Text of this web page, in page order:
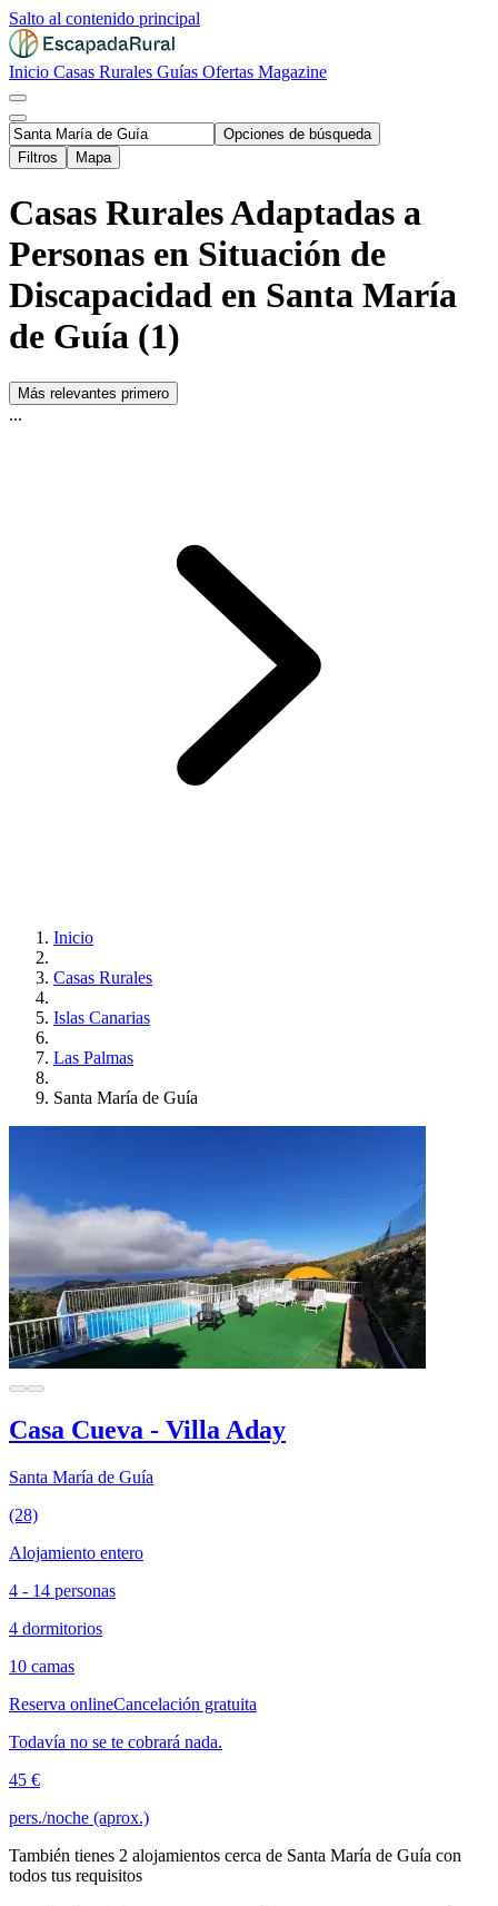
Salto al contenido principal
Inicio Casas Rurales Guías Ofertas Magazine
Opciones de búsqueda
Filtros
Mapa
Casas Rurales Adaptadas a
Personas en Situación de
Discapacidad en Santa María
de Guía (1)
Más relevantes primero
...
Inicio
Casas Rurales
Islas Canarias
Las Palmas
Santa María de Guía
Casa Cueva - Villa Aday
Santa María de Guía
(28)
Alojamiento entero
4 - 14 personas
4 dormitorios
10 camas
Reserva onlineCancelación gratuita
Todavía no se te cobrará nada.
45 €
pers./noche (aprox.)
También tienes 2 alojamientos cerca de Santa María de Guía con
todos tus requisitos